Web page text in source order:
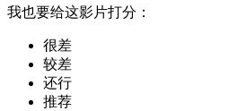
我也要给这影片打分：
很差
较差
还行
推荐